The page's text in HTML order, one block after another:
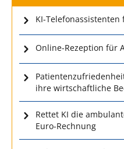
KI-
Online-Rezeption für
ihre wirtschaftliche
Rettet KI die
Euro-Rechnung